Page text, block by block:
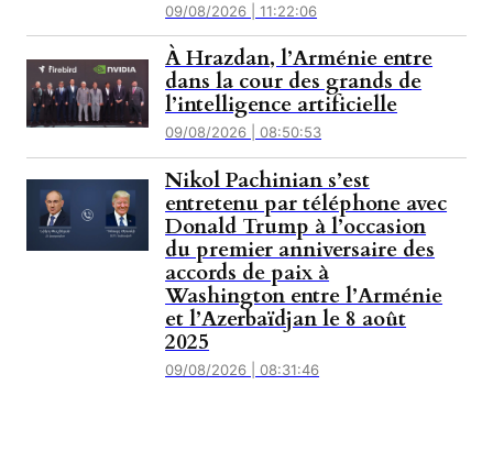
09/08/2026 | 11:22:06
À Hrazdan, l’Arménie entre
dans la cour des grands de
l’intelligence artificielle
09/08/2026 | 08:50:53
Nikol Pachinian s’est
entretenu par téléphone avec
Donald Trump à l’occasion
du premier anniversaire des
accords de paix à
Washington entre l’Arménie
et l’Azerbaïdjan le 8 août
2025
09/08/2026 | 08:31:46